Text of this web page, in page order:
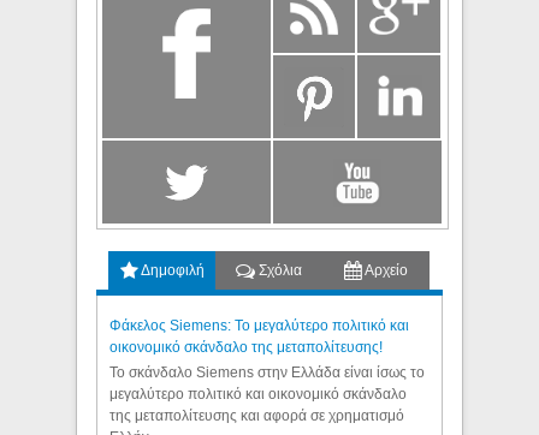
Δημοφιλή Σχόλια Αρχείο
Φάκελος Siemens: Το μεγαλύτερο πολιτικό και
οικονομικό σκάνδαλο της μεταπολίτευσης!
Το σκάνδαλο Siemens στην Ελλάδα είναι ίσως το
μεγαλύτερο πολιτικό και οικονομικό σκάνδαλο
της μεταπολίτευσης και αφορά σε χρηματισμό